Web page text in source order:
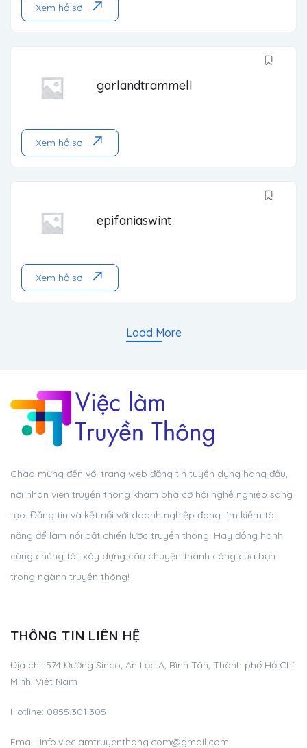
Xem hồ sơ
garlandtrammell
Xem hồ sơ
epifaniaswint
Xem hồ sơ
Load More
Chào mừng đến với trang web đăng tin tuyển dụng hàng đầu,
nơi nhân viên truyền thông khám phá cơ hội nghề nghiệp sáng
tạo. Đăng tin và kết nối với doanh nghiệp đang tìm kiếm tài
năng để làm nổi bật chiến lược truyền thông. Hãy đồng hành
cùng chúng tôi, xây dựng câu chuyện thành công của bạn
trong ngành truyền thông!
THÔNG TIN LIÊN HỆ
Địa chỉ: 574 Đường Sinco, An Lạc A, Bình Tân, Thành phố Hồ Chí
Minh, Việt Nam
Hotline: 0855.301.305
Email: info.vieclamtruyenthong.com@gmail.com